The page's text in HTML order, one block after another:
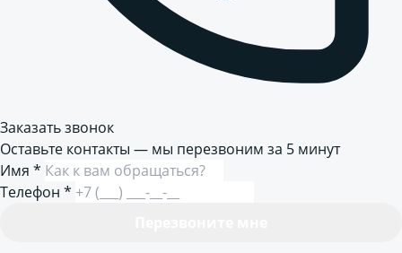
Заказать звонок
Оставьте контакты — мы перезвоним за 5 минут
Имя *
Телефон *